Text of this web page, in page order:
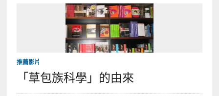
推薦影片
「草包族科學」的由來